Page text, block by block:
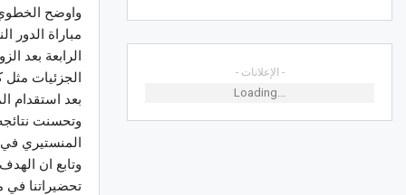
واوضح
مباراة الدور
الرابعة بعد
الجزئيات مثل
بعد استقدام
وتحسنت
المنستيري في
وتابع ان
تحضيراتنا في
- الإعلانات -
Loading...